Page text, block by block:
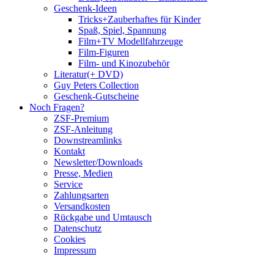
Geschenk-Ideen
Tricks+Zauberhaftes für Kinder
Spaß, Spiel, Spannung
Film+TV Modellfahrzeuge
Film-Figuren
Film- und Kinozubehör
Literatur(+ DVD)
Guy Peters Collection
Geschenk-Gutscheine
Noch Fragen?
ZSF-Premium
ZSF-Anleitung
Downstreamlinks
Kontakt
Newsletter/Downloads
Presse, Medien
Service
Zahlungsarten
Versandkosten
Rückgabe und Umtausch
Datenschutz
Cookies
Impressum